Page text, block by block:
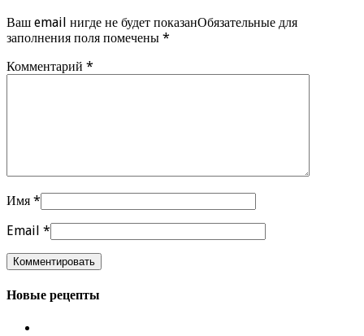
Ваш email нигде не будет показанОбязательные для
заполнения поля помечены *
Комментарий *
Имя *
Email *
Новые рецепты